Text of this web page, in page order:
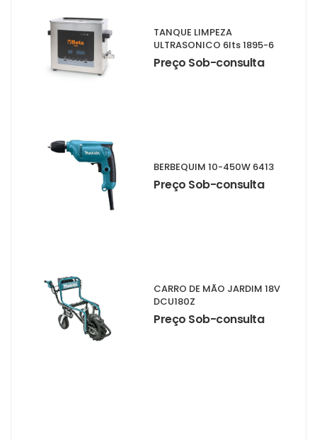
TANQUE LIMPEZA
ULTRASONICO 6lts 1895-6
Preço Sob-consulta
BERBEQUIM 10-450W 6413
Preço Sob-consulta
CARRO DE MÃO JARDIM 18V
DCU180Z
Preço Sob-consulta